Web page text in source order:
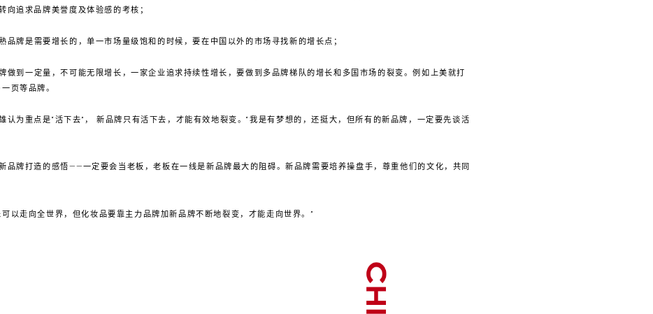
向追求品牌美誉度及体验感的考核；
品牌是需要增长的，单一市场量级饱和的时候，要在中国以外的市场寻找新的增长点；
做到一定量，不可能无限增长，一家企业追求持续性增长，要做到多品牌梯队的增长和多国市场的裂变。例如上美就打
页等品牌。
认为重点是“活下去”， 新品牌只有活下去，才能有效地裂变。“我是有梦想的，还挺大，但所有的新品牌，一定要先谈活
品牌打造的感悟——一定要会当老板，老板在一线是新品牌最大的阻碍。新品牌需要培养操盘手，尊重他们的文化，共同
以走向全世界，但化妆品要靠主力品牌加新品牌不断地裂变，才能走向世界。”